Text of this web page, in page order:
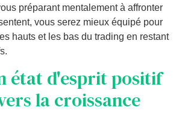
préparant mentalement à affronter
vous serez mieux équipé pour
hauts et les bas du trading en restant
état d'esprit positif
la croissance